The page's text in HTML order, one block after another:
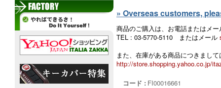
» Overseas customers,
商品のご購入は、お電話またはメ
TEL : 03-5770-5110 またはメール
また、在庫がある商品につきまし
http://store.shopping.yahoo.co.jp/
コード : FI00016661